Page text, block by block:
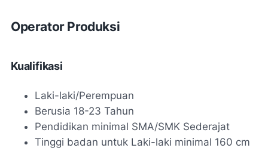
Operator Produksi
Kualifikasi
Laki-laki/Perempuan
Berusia 18-23 Tahun
Pendidikan minimal SMA/SMK Sederajat
Tinggi badan untuk Laki-laki minimal 160 cm